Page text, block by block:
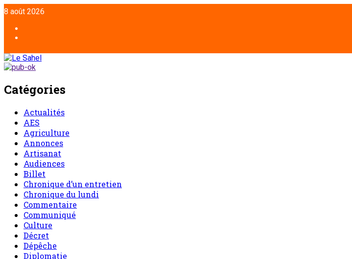
Aller
au
contenu
8 août 2026
Catégories
Actualités
AES
Agriculture
Annonces
Artisanat
Audiences
Billet
Chronique d’un entretien
Chronique du lundi
Commentaire
Communiqué
Culture
Décret
Dépêche
Diplomatie